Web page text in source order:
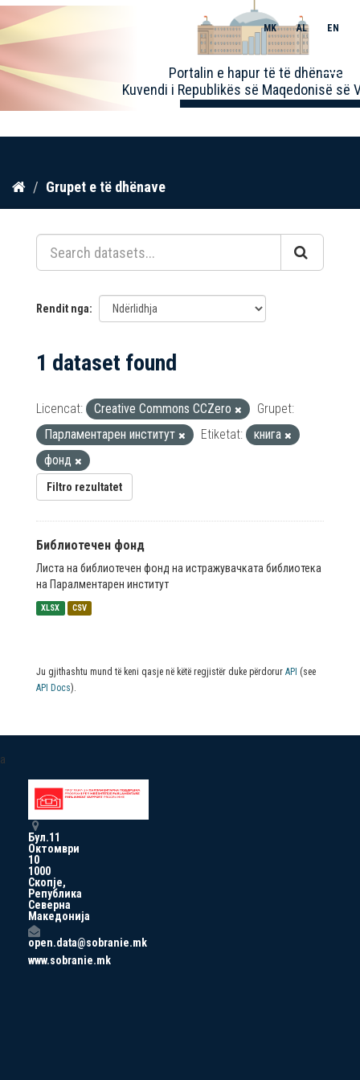
Kalo
përmbajtja
Portalin e hapur të të dhënave
Kuvendi i Republikës së Maqedonisë së
MK AL EN
Toggle
Grupet e të dhënave
Rendit nga
1 dataset found
Licencat: Creative Commons CCZero
Grupet:
Парламентарен институт
Etiketat:
книга
фонд
Filtro rezultatet
Библиотечен фонд
Листа на библиотечен фонд на истражувачката библиотека
на Паралментарен институт
XLSX CSV
Ju gjithashtu mund të keni qasje në këtë regjistër duke përdorur API (see
API Docs).
a
Бул.11
Октомври
10
1000
Скопје,
Република
Северна
Македонија
open.data@sobranie.mk
www.sobranie.mk